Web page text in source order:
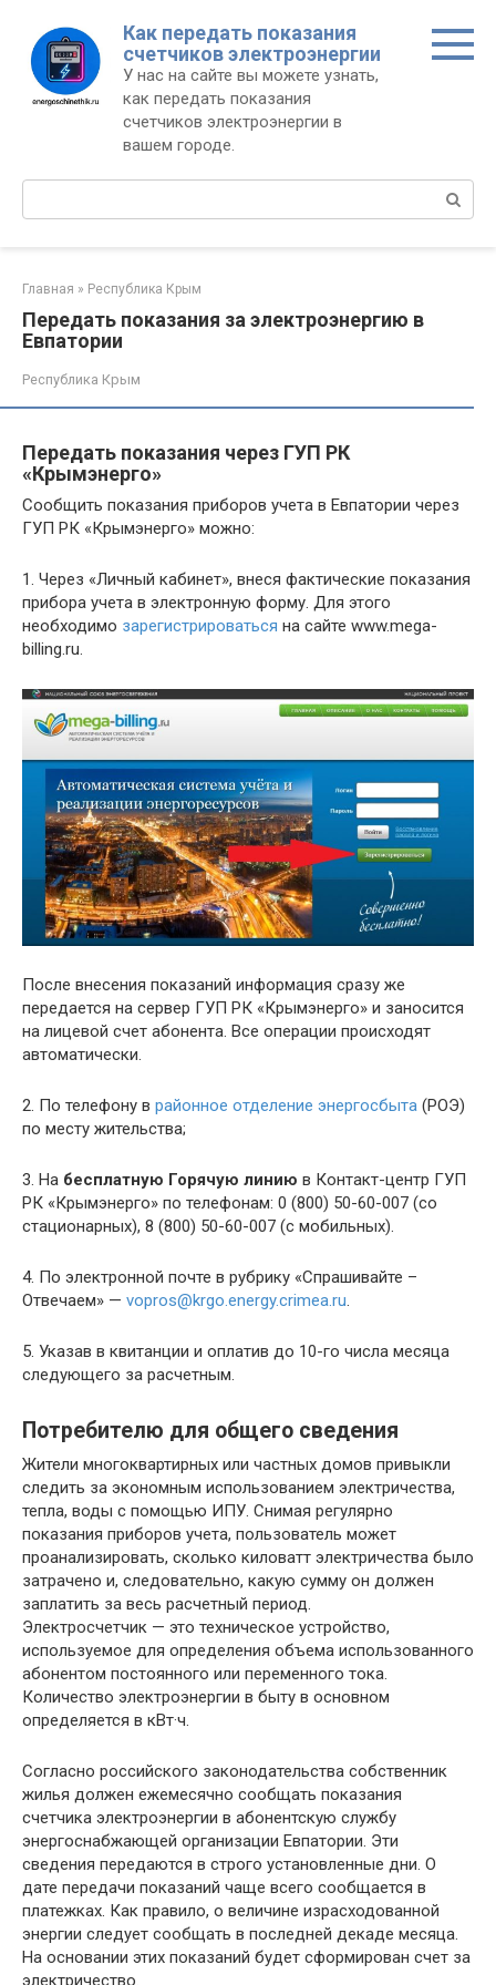
контенту
Как передать показания
счетчиков электроэнергии
У нас на сайте вы можете узнать,
как передать показания
счетчиков электроэнергии в
вашем городе.
Поиск:
Главная » Республика Крым
Передать показания за электроэнергию в
Евпатории
Республика Крым
Передать показания через ГУП РК
«Крымэнерго»
Сообщить показания приборов учета в Евпатории через
ГУП РК «Крымэнерго» можно:
1. Через «Личный кабинет», внеся фактические показания
прибора учета в электронную форму. Для этого
необходимо зарегистрироваться на сайте www.mega-
billing.ru.
После внесения показаний информация сразу же
передается на сервер ГУП РК «Крымэнерго» и заносится
на лицевой счет абонента. Все операции происходят
автоматически.
2. По телефону в районное отделение энергосбыта (РОЭ)
по месту жительства;
3. На бесплатную Горячую линию в Контакт-центр ГУП
РК «Крымэнерго» по телефонам: 0 (800) 50-60-007 (со
стационарных), 8 (800) 50-60-007 (с мобильных).
4. По электронной почте в рубрику «Спрашивайте –
Отвечаем» — vopros@krgo.energy.crimea.ru.
5. Указав в квитанции и оплатив до 10-го числа месяца
следующего за расчетным.
Потребителю для общего сведения
Жители многоквартирных или частных домов привыкли
следить за экономным использованием электричества,
тепла, воды с помощью ИПУ. Снимая регулярно
показания приборов учета, пользователь может
проанализировать, сколько киловатт электричества было
затрачено и, следовательно, какую сумму он должен
заплатить за весь расчетный период.
Электросчетчик — это техническое устройство,
используемое для определения объема использованного
абонентом постоянного или переменного тока.
Количество электроэнергии в быту в основном
определяется в кВт·ч.
Согласно российского законодательства собственник
жилья должен ежемесячно сообщать показания
счетчика электроэнергии в абонентскую службу
энергоснабжающей организации Евпатории. Эти
сведения передаются в строго установленные дни. О
дате передачи показаний чаще всего сообщается в
платежках. Как правило, о величине израсходованной
энергии следует сообщать в последней декаде месяца.
На основании этих показаний будет сформирован счет за
электричество.